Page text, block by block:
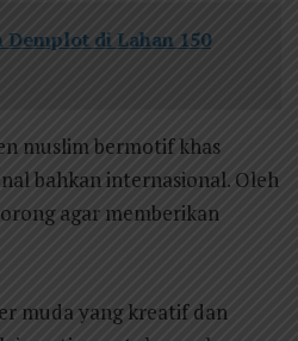
di Lahan 150
muslim bermotif khas
bahkan internasional. Oleh
agar memberikan
muda yang kreatif dan